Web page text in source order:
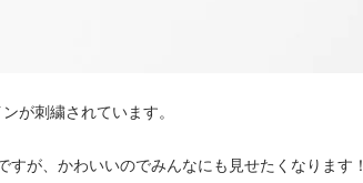
が刺繍されています。
が、かわいいのでみんなにも見せたくなります！